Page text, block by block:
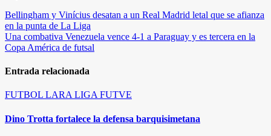
Navegación
de
entradas
Bellingham y Vinícius desatan a un Real Madrid letal que se afianza
en la punta de La Liga
Una combativa Venezuela vence 4-1 a Paraguay y es tercera en la
Copa América de futsal
Entrada relacionada
FUTBOL LARALIGA FUTVE
Dino Trotta fortalece la defensa barquisimetana